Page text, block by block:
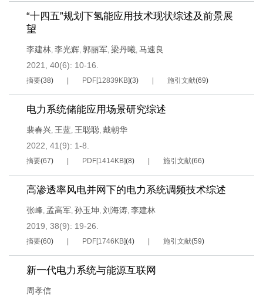
“十四五”规划下氢能应用技术现状综述及前景展
望
李建林 李光辉 郭丽军 梁丹曦 马速良
2021, 40(6): 10-16.
摘要(38) PDF[12839KB](3) 施引文献(69)
电力系统储能应用场景研究综述
裴春兴 王蓝 王聪聪 戴朝华
2022, 41(9): 1-8.
摘要(67) PDF[1414KB](8) 施引文献(66)
高渗透率风电并网下的电力系统调频技术综述
张峰 孟高军 孙玉坤 刘海涛 李建林
2019, 38(9): 19-26.
摘要(60) PDF[1746KB](4) 施引文献(59)
新一代电力系统与能源互联网
周孝信